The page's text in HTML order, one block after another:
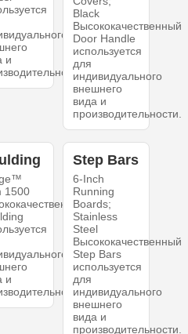
и
Black
Высококачественный
Door Handle
используется
для
индивидуального
внешнего
вида и
производительности.
1500
и
Step Bars
6-Inch
Running
Boards;
Stainless
Steel
Высококачественный
Step Bars
используется
для
индивидуального
внешнего
вида и
производительности.